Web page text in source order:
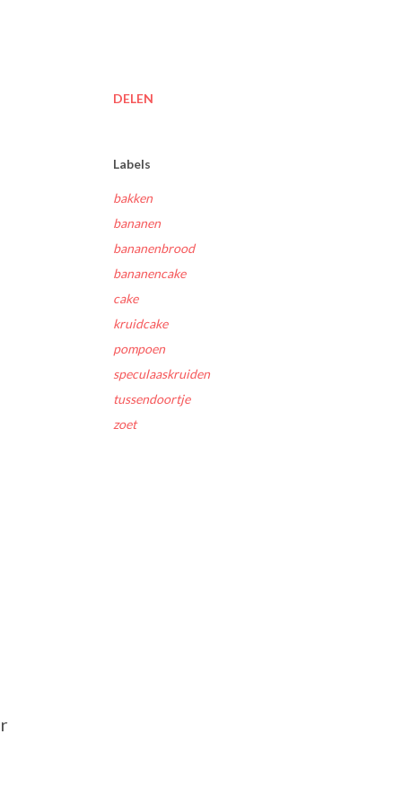
DELEN
Labels
bakken
bananen
bananenbrood
bananencake
cake
kruidcake
pompoen
speculaaskruiden
tussendoortje
zoet